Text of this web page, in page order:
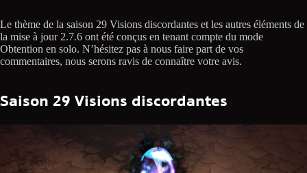
Le thème de la saison 29 Visions discordantes et les autres éléments de
la mise à jour 2.7.6 ont été conçus en tenant compte du mode
Obtention en solo. N’hésitez pas à nous faire part de vos
commentaires, nous serons ravis de connaître votre avis.
Saison 29 Visions discordantes